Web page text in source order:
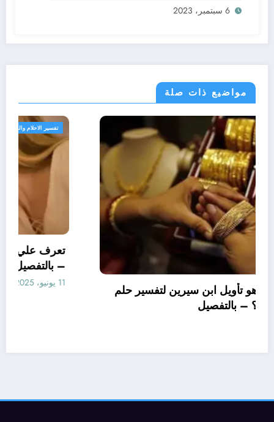
6 سبتمبر، 2023
مواضيع ذات صلة
تفسير الاحلام والرؤى
تعرف علي – ما هو تأويل ابن سيرين لتفسير حلم
الاساور للمتزوجة؟ – بالتفصيل